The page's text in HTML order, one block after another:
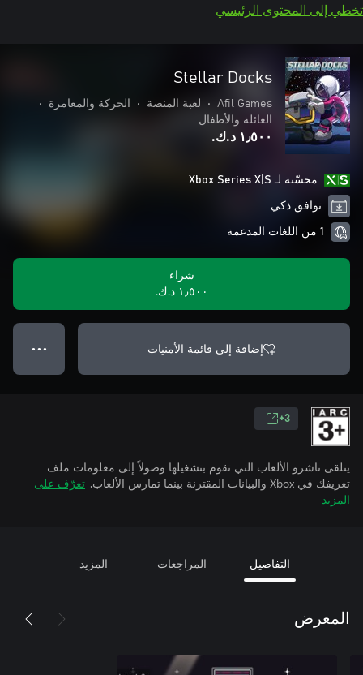
تخطي إلى المحتوى الرئيسي
Stellar Docks
Afil Games
• لعبة المنصة • الحركة والمغامرة
•
العائلة والأطفال
١٫٥٠٠ د.ك.‏
محسّنة لـ Xbox Series X|S
توافق ذكي
1 من اللغات المدعمة
شراء
١٫٥٠٠ د.ك.‏
إضافة إلى قائمة الأمنيات ● ● ●
3+
يتلقى ناشرو الألعاب التي تقوم بتشغيلها وصولاً إلى معلومات ملف
تعريفك في Xbox والبيانات المقترنة بينما تمارس الألعاب.
تعرّف على
المزيد
التفاصيل المراجعات المزيد
المعرض